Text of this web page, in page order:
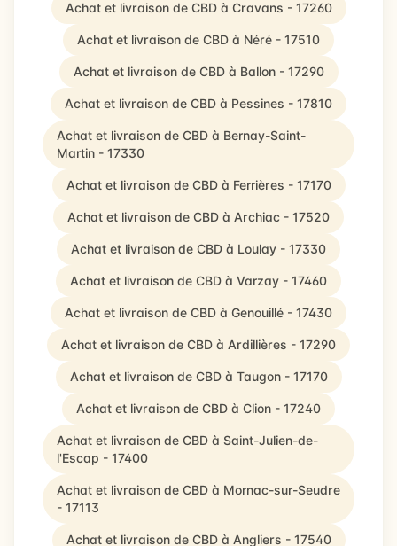
Achat et livraison de CBD à Cravans - 17260
Achat et livraison de CBD à Néré - 17510
Achat et livraison de CBD à Ballon - 17290
Achat et livraison de CBD à Pessines - 17810
Achat et livraison de CBD à Bernay-Saint-
Martin - 17330
Achat et livraison de CBD à Ferrières - 17170
Achat et livraison de CBD à Archiac - 17520
Achat et livraison de CBD à Loulay - 17330
Achat et livraison de CBD à Varzay - 17460
Achat et livraison de CBD à Genouillé - 17430
Achat et livraison de CBD à Ardillières - 17290
Achat et livraison de CBD à Taugon - 17170
Achat et livraison de CBD à Clion - 17240
Achat et livraison de CBD à Saint-Julien-de-
l'Escap - 17400
Achat et livraison de CBD à Mornac-sur-Seudre
- 17113
Achat et livraison de CBD à Angliers - 17540